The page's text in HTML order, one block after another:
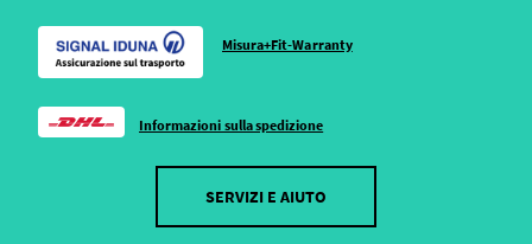
Misura+Fit-Warranty
Informazioni sulla spedizione
SERVIZI E AIUTO